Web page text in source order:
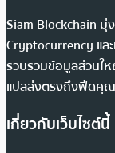
Siam Blockchain มุ่
Cryptocurrency แล
รวบรวมข้อมูลส่วนให
แปลส่งตรงถึงฟีดคุณ
เกี่ยวกับเว็บไซต์นี้